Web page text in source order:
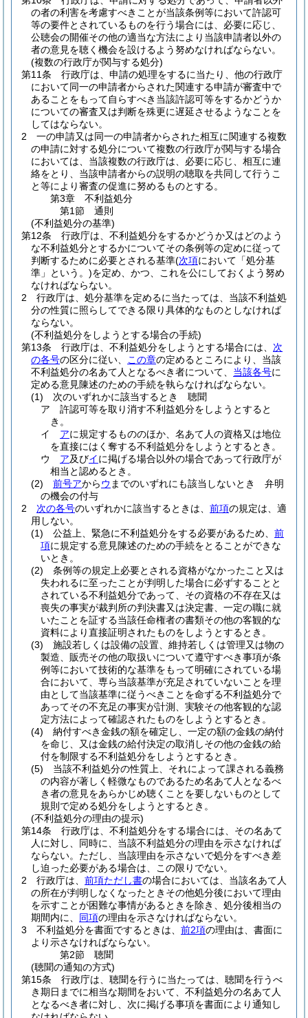
の者の利害を考慮すべきことが当該条例等において許認可
等の要件とされているものを行う場合には、必要に応じ、
公聴会の開催その他の適当な方法により当該申請者以外の
者の意見を聴く機会を設けるよう努めなければならない。
(複数の行政庁が関与する処分)
第11条
行政庁は、申請の処理をするに当たり、他の行政庁
において同一の申請者からされた関連する申請が審査中で
あることをもって自らすべき当該許認可等をするかどうか
についての審査又は判断を殊更に遅延させるようなことを
してはならない。
2
一の申請又は同一の申請者からされた相互に関連する複数
の申請に対する処分について複数の行政庁が関与する場合
においては、当該複数の行政庁は、必要に応じ、相互に連
絡をとり、当該申請者からの説明の聴取を共同して行うこ
と等により審査の促進に努めるものとする。
第3章
不利益処分
第1節
通則
(不利益処分の基準)
第12条
行政庁は、不利益処分をするかどうか又はどのよう
な不利益処分とするかについてその条例等の定めに従って
判断するために必要とされる基準(次項において「処分基
準」という。)を定め、かつ、これを公にしておくよう努め
なければならない。
2
行政庁は、処分基準を定めるに当たっては、当該不利益処
分の性質に照らしてできる限り具体的なものとしなければ
ならない。
(不利益処分をしようとする場合の手続)
第13条
行政庁は、不利益処分をしようとする場合には、 次
の各号の区分に従い、 この章の定めるところにより、当該
不利益処分の名あて人となるべき者について、 当該各号に
定める意見陳述のための手続を執らなければならない。
(1)
次のいずれかに該当するとき 聴聞
ア
許認可等を取り消す不利益処分をしようとすると
き。
イ
アに規定するもののほか、名あて人の資格又は地位
を直接にはく奪する不利益処分をしようとするとき。
ウ
ア及びイに掲げる場合以外の場合であって行政庁が
相当と認めるとき。
(2)
前号アからウ までのいずれにも該当しないとき 弁明
の機会の付与
2
次の各号のいずれかに該当するときは、 前項の規定は、適
用しない。
(1)
公益上、緊急に不利益処分をする必要があるため、 前
項に規定する意見陳述のための手続をとることができな
いとき。
(2)
条例等の規定上必要とされる資格がなかったこと又は
失われるに至ったことが判明した場合に必ずすることと
されている不利益処分であって、その資格の不存在又は
喪失の事実が裁判所の判決書又は決定書、一定の職に就
いたことを証する当該任命権者の書類その他の客観的な
資料により直接証明されたものをしようとするとき。
(3)
施設若しくは設備の設置、維持若しくは管理又は物の
製造、販売その他の取扱いについて遵守すべき事項が条
例等において技術的な基準をもって明確にされている場
合において、専ら当該基準が充足されていないことを理
由として当該基準に従うべきことを命ずる不利益処分で
あってその不充足の事実が計測、実験その他客観的な認
定方法によって確認されたものをしようとするとき。
(4)
納付すべき金銭の額を確定し、一定の額の金銭の納付
を命じ、又は金銭の給付決定の取消しその他の金銭の給
付を制限する不利益処分をしようとするとき。
(5)
当該不利益処分の性質上、それによって課される義務
の内容が著しく軽微なものであるため名あて人となるべ
き者の意見をあらかじめ聴くことを要しないものとして
規則で定める処分をしようとするとき。
(不利益処分の理由の提示)
第14条
行政庁は、不利益処分をする場合には、その名あて
人に対し、同時に、当該不利益処分の理由を示さなければ
ならない。 ただし、当該理由を示さないで処分をすべき差
し迫った必要がある場合は、この限りでない。
2
行政庁は、 前項ただし書の場合においては、当該名あて人
の所在が判明しなくなったときその他処分後において理由
を示すことが困難な事情があるときを除き、処分後相当の
期間内に、 同項の理由を示さなければならない。
3
不利益処分を書面でするときは、 前2項の理由は、書面に
より示さなければならない。
第2節
聴聞
(聴聞の通知の方式)
第15条
行政庁は、聴聞を行うに当たっては、聴聞を行うべ
き期日までに相当な期間をおいて、不利益処分の名あて人
となるべき者に対し、次に掲げる事項を書面により通知し